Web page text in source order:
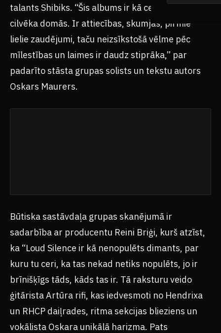
talants Shibiks. “Šis albums ir kā ceļojums jauna
cilvēka domās. Ir attiecības, skumjas, pirmie
lielie zaudējumi, taču neizsīkstošā vēlme pēc
mīlestības un laimes ir daudz stiprāka,” par
padarīto stāsta grupas solists un tekstu autors
Oskars Maurers.
Būtiska sastāvdaļa grupas skanējumā ir
sadarbība ar producentu Reini Briģi, kurš atzīst,
ka “Loud Silence ir kā nenopulēts dimants, par
kuru tu ceri, ka tas nekad netiks nopulēts, jo ir
brīnišķīgs tāds, kāds tas ir. Tā raksturu veido
ģitārista Artūra rifi, kas iedvesmoti no Hendrixa
un RHCP daiļrades, ritma sekcijas blieziens un
vokālista Oskara unikālā harizma. Pats